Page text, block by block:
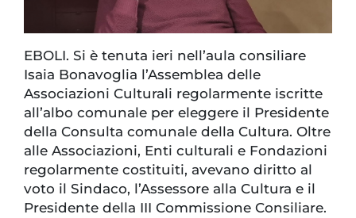
EBOLI. Si è tenuta ieri nell’aula consiliare
Isaia Bonavoglia l’Assemblea delle
Associazioni Culturali regolarmente iscritte
all’albo comunale per eleggere il Presidente
della Consulta comunale della Cultura. Oltre
alle Associazioni, Enti culturali e Fondazioni
regolarmente costituiti, avevano diritto al
voto il Sindaco, l’Assessore alla Cultura e il
Presidente della III Commissione Consiliare.